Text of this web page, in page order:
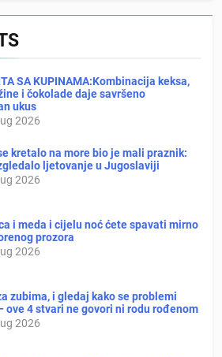
SA KUPINAMA:Kombinacija keksa,
i čokolade daje savršeno
ukus
2026
kretalo na more bio je mali praznik:
ljetovanje u Jugoslaviji
2026
i meda i cijelu noć ćete spavati mirno
prozora
2026
zubima, i gledaj kako se problemi
ove 4 stvari ne govori ni rodu rođenom
2026